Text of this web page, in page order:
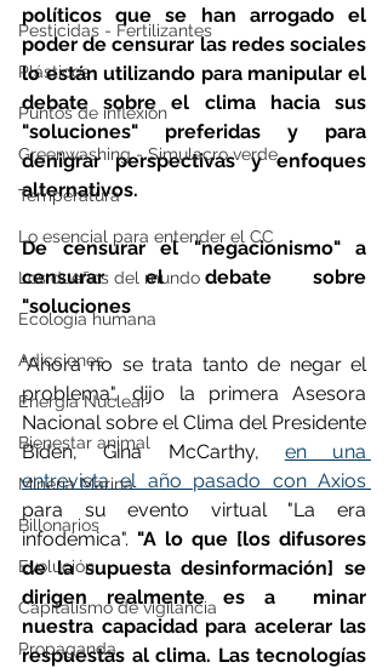
Pesticidas - Fertilizantes
Plásticos
Puntos de inflexión
Greenwashing - Simulacro verde
Temperatura
Lo esencial para entender el CC
Los dueños del mundo
Ecología humana
Adicciones
Energía Nuclear
Bienestar animal
Minería Marina
Billonarios
Evolución
Capitalismo de vigilancia
Propaganda
políticos que se han arrogado el
poder de censurar las redes sociales
lo están utilizando para manipular el
debate sobre el clima hacia sus
"soluciones" preferidas y para
denigrar perspectivas y enfoques
alternativos.
De censurar el "negacionismo" a
censurar el debate sobre
"soluciones
"Ahora no se trata tanto de negar el
problema", dijo la primera Asesora
Nacional sobre el Clima del Presidente
Biden, Gina McCarthy, en una
para su evento virtual "La era
infodémica". "A lo que [los difusores
de la supuesta desinformación] se
dirigen realmente es a  minar
nuestra capacidad para acelerar las
respuestas al clima. Las tecnologías